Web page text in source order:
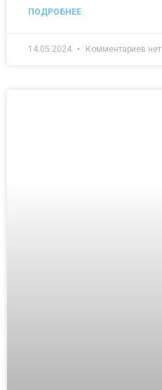
ПОДРОБНЕЕ
14.05.2024 Комментариев нет